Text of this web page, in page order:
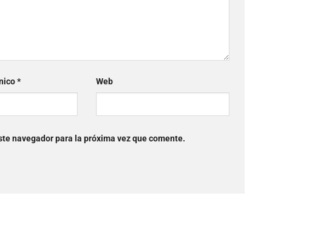
* Web
navegador para la próxima vez que comente.